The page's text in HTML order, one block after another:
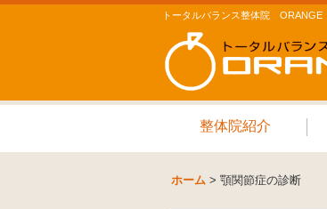
トータルバランス整体院 ORANGE
整体院紹介
ホーム > 顎関節症の診断